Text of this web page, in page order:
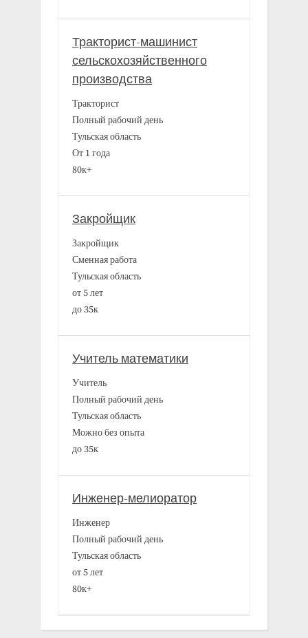
Тракторист-машинист
сельскохозяйственного
производства
Тракторист
Полный рабочий день
Тульская область
От 1 года
80к+
Закройщик
Закройщик
Сменная работа
Тульская область
от 5 лет
до 35к
Учитель математики
Учитель
Полный рабочий день
Тульская область
Можно без опыта
до 35к
Инженер-мелиоратор
Инженер
Полный рабочий день
Тульская область
от 5 лет
80к+